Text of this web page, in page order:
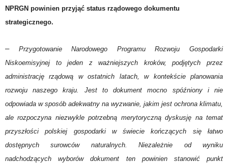
NPRGN powinien przyjąć status rządowego dokumentu
strategicznego.
– Przygotowanie Narodowego Programu Rozwoju Gospodarki
Niskoemisyjnej to jeden z ważniejszych kroków, podjętych przez
administrację rządową w ostatnich latach, w kontekście planowania
rozwoju naszego kraju. Jest to dokument mocno spóźniony i nie
odpowiada w sposób adekwatny na wyzwanie, jakim jest ochrona klimatu,
ale rozpoczyna niezwykle potrzebną merytoryczną dyskusję na temat
przyszłości polskiej gospodarki w świecie kończących się łatwo
dostępnych surowców naturalnych. Niezależnie od wyniku
nadchodzących wyborów dokument ten powinien stanowić punkt